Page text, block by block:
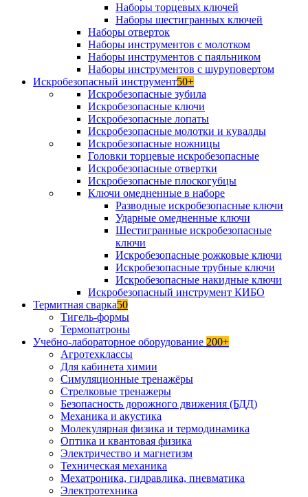
Наборы торцевых ключей
Наборы шестигранных ключей
Наборы отверток
Наборы инструментов с молотком
Наборы инструментов с паяльником
Наборы инструментов с шуруповертом
Искробезопасный инструмент50+
Искробезопасные зубила
Искробезопасные ключи
Искробезопасные лопаты
Искробезопасные молотки и кувалды
Искробезопасные ножницы
Головки торцевые искробезопасные
Искробезопасные отвертки
Искробезопасные плоскогубцы
Ключи омедненные в наборе
Разводные искробезопасные ключи
Ударные омедненные ключи
Шестигранные искробезопасные
ключи
Искробезопасные рожковые ключи
Искробезопасные трубные ключи
Искробезопасные накидные ключи
Искробезопасный инструмент КИБО
Термитная сварка50
Тигель-формы
Термопатроны
Учебно-лабораторное оборудование 200+
Агротехклассы
Для кабинета химии
Симуляционные тренажёры
Стрелковые тренажеры
Безопасность дорожного движения (БДД)
Механика и акустика
Молекулярная физика и термодинамика
Оптика и квантовая физика
Электричество и магнетизм
Техническая механика
Мехатроника, гидравлика, пневматика
Электротехника